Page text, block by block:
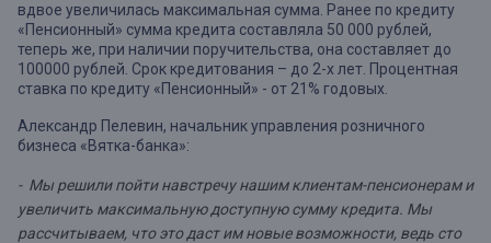
вдвое увеличилась максимальная сумма. Ранее по кредиту
«Пенсионный» сумма кредита составляла 50 000 рублей,
теперь же, при наличии поручительства, она составляет до
100000 рублей. Срок кредитования – до 2-х лет. Процентная
ставка по кредиту «Пенсионный» - от 21% годовых.
Александр Пелевин, начальник управления розничного
бизнеса «Вятка-банка»:
- Мы решили пойти навстречу нашим клиентам-пенсионерам и
увеличить максимальную доступную сумму кредита. Мы
рассчитываем, что это даст им новые возможности, ведь сто